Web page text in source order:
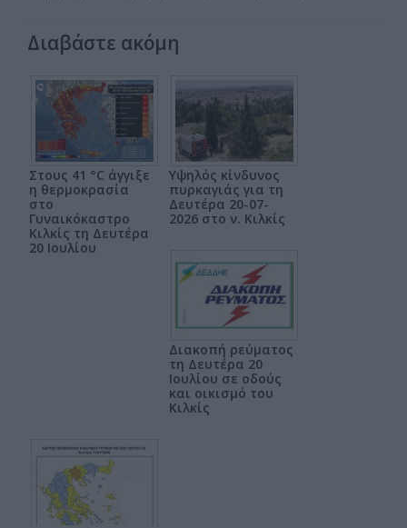
Διαβάστε ακόμη
Στους 41 °C άγγιξε
η θερμοκρασία
στο
Γυναικόκαστρο
Κιλκίς τη Δευτέρα
20 Ιουλίου
Υψηλός κίνδυνος
πυρκαγιάς για τη
Δευτέρα 20-07-
2026 στο ν. Κιλκίς
Διακοπή ρεύματος
τη Δευτέρα 20
Ιουλίου σε οδούς
και οικισμό του
Κιλκίς